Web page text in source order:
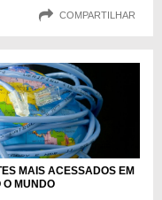
COMPARTILHAR
MAIS ACESSADOS EM
O MUNDO